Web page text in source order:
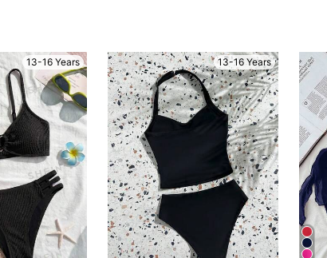
13-16 Years 13-16 Years